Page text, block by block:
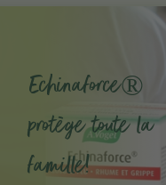
Echinaforce®
protège toute la
famille!